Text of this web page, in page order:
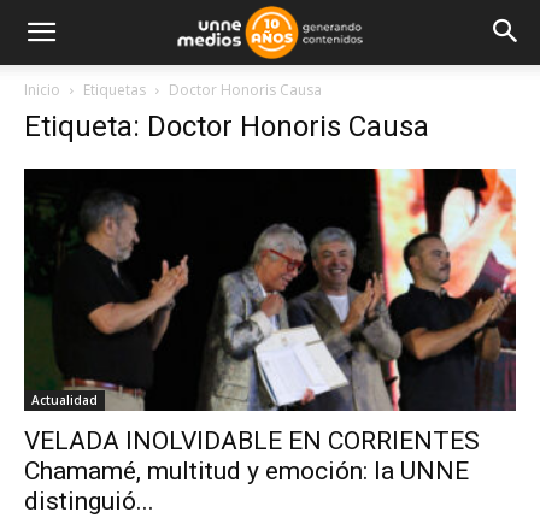
Inicio Etiquetas Doctor Honoris Causa
Etiqueta: Doctor Honoris Causa
Actualidad
VELADA INOLVIDABLE EN CORRIENTES
Chamamé, multitud y emoción: la UNNE
distinguió...